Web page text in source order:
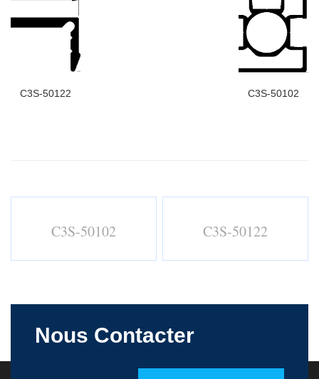
C3S-50122 C3S-50102
C3S-50102 C3S-50122
Nous Contacter